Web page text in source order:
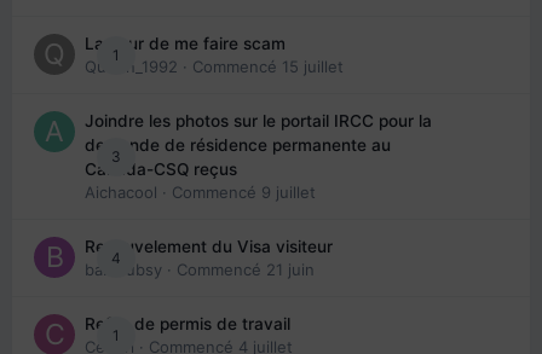
1
La peur de me faire scam
Queen_1992 · Commencé 15 juillet
3
Joindre les photos sur le portail IRCC pour la
demande de résidence permanente au
Canada-CSQ reçus
Aichacool · Commencé 9 juillet
4
Renouvelement du Visa visiteur
babibubsy · Commencé 21 juin
1
Refus de permis de travail
Cedbri · Commencé 4 juillet